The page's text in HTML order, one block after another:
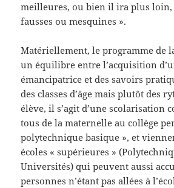
meilleures, ou bien il ira plus loin,
fausses ou mesquines ».
Matériellement, le programme de
un équilibre entre l’acquisition
émancipatrice et des savoirs
des classes d’âge mais plutôt des
élève, il s’agit d’une scolarisation
tous de la maternelle au collège
polytechnique basique », et
écoles « supérieures »
Universités) qui peuvent aussi
personnes n’étant pas allées à